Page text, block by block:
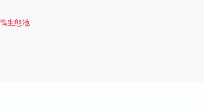
生態池